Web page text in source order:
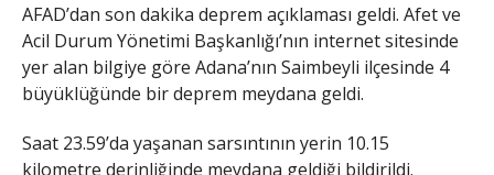
AFAD’dan son dakika deprem açıklaması geldi. Afet ve
Acil Durum Yönetimi Başkanlığı’nın internet sitesinde
yer alan bilgiye göre Adana’nın Saimbeyli ilçesinde 4
büyüklüğünde bir deprem meydana geldi.
Saat 23.59’da yaşanan sarsıntının yerin 10.15
kilometre derinliğinde meydana geldiği bildirildi.